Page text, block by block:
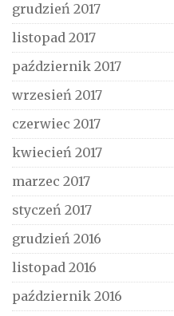
grudzień 2017
listopad 2017
październik 2017
wrzesień 2017
czerwiec 2017
kwiecień 2017
marzec 2017
styczeń 2017
grudzień 2016
listopad 2016
październik 2016